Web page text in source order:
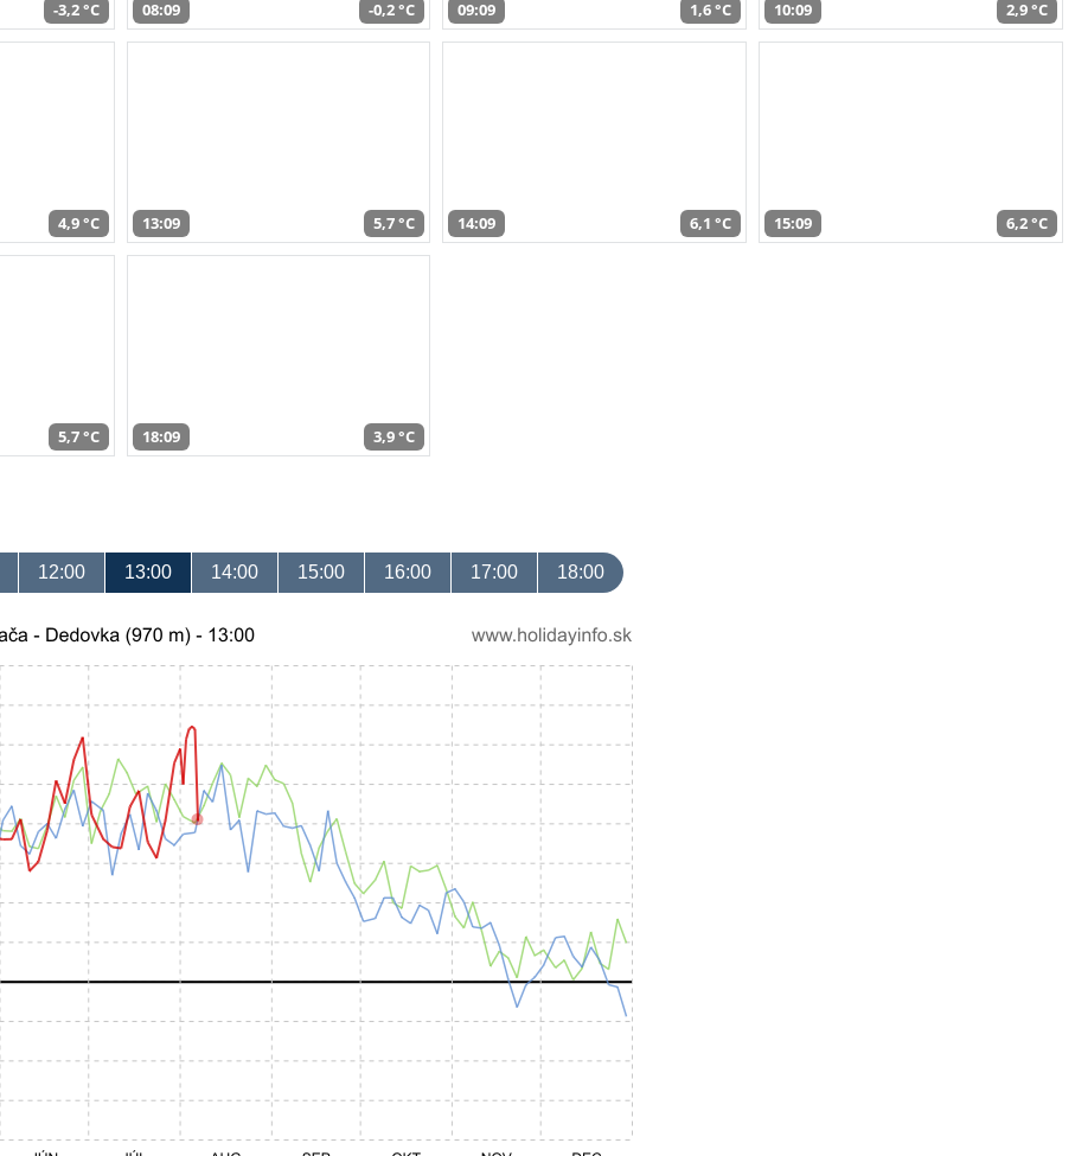
-3,2 °C 08:09 -0,2 °C 09:09 1,6 °C 10:09 2,9 °C
4,9 °C 13:09 5,7 °C 14:09 6,1 °C 15:09 6,2 °C
5,7 °C 18:09 3,9 °C
12:00 13:00 14:00 15:00 16:00 17:00 18:00